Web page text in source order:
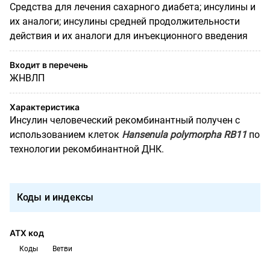
Средства для лечения сахарного диабета; инсулины и
их аналоги; инсулины средней продолжительности
действия и их аналоги для инъекционного введения
Входит в перечень
ЖНВЛП
Характеристика
Инсулин человеческий рекомбинантный получен с
использованием клеток Hansenula polymorpha RB11по
технологии рекомбинантной ДНК.
Коды и индексы
АТХ код
Коды Ветви